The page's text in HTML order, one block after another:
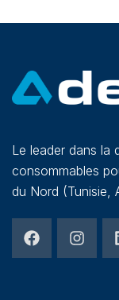
Le leader dans la
consommables
du Nord (Tunisie,